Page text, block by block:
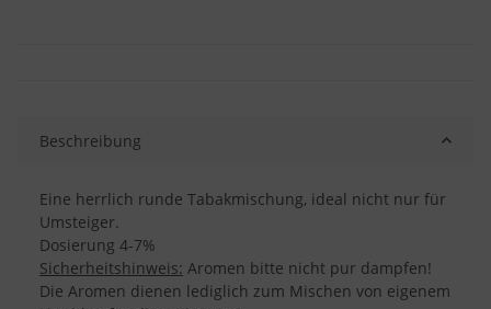
Beschreibung
Eine herrlich runde Tabakmischung, ideal nicht nur für
Umsteiger.
Dosierung 4-7%
Sicherheitshinweis: Aromen bitte nicht pur dampfen!
Die Aromen dienen lediglich zum Mischen von eigenem